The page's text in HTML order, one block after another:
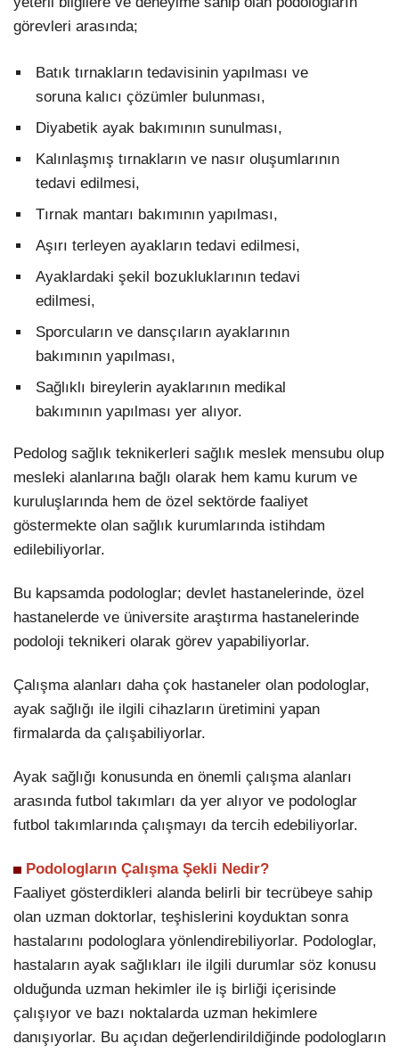
görevleri arasında;
Batık tırnakların tedavisinin yapılması ve
soruna kalıcı çözümler bulunması,
Diyabetik ayak bakımının sunulması,
Kalınlaşmış tırnakların ve nasır oluşumlarının
tedavi edilmesi,
Tırnak mantarı bakımının yapılması,
Aşırı terleyen ayakların tedavi edilmesi,
Ayaklardaki şekil bozukluklarının tedavi
edilmesi,
Sporcuların ve dansçıların ayaklarının
bakımının yapılması,
Sağlıklı bireylerin ayaklarının medikal
bakımının yapılması yer alıyor.
Pedolog sağlık teknikerleri sağlık meslek mensubu olup
mesleki alanlarına bağlı olarak hem kamu kurum ve
kuruluşlarında hem de özel sektörde faaliyet
göstermekte olan sağlık kurumlarında istihdam
edilebiliyorlar.
Bu kapsamda podologlar; devlet hastanelerinde, özel
hastanelerde ve üniversite araştırma hastanelerinde
podoloji teknikeri olarak görev yapabiliyorlar.
Çalışma alanları daha çok hastaneler olan podologlar,
ayak sağlığı ile ilgili cihazların üretimini yapan
firmalarda da çalışabiliyorlar.
Ayak sağlığı konusunda en önemli çalışma alanları
arasında futbol takımları da yer alıyor ve podologlar
futbol takımlarında çalışmayı da tercih edebiliyorlar.
Podologların Çalışma Şekli Nedir?
Faaliyet gösterdikleri alanda belirli bir tecrübeye sahip
olan uzman doktorlar, teşhislerini koyduktan sonra
hastalarını podologlara yönlendirebiliyorlar. Podologlar,
hastaların ayak sağlıkları ile ilgili durumlar söz konusu
olduğunda uzman hekimler ile iş birliği içerisinde
çalışıyor ve bazı noktalarda uzman hekimlere
danışıyorlar. Bu açıdan değerlendirildiğinde podologların